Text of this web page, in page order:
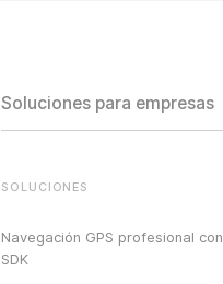
Soluciones para empresas
SOLUCIONES
Navegación GPS profesional con
SDK